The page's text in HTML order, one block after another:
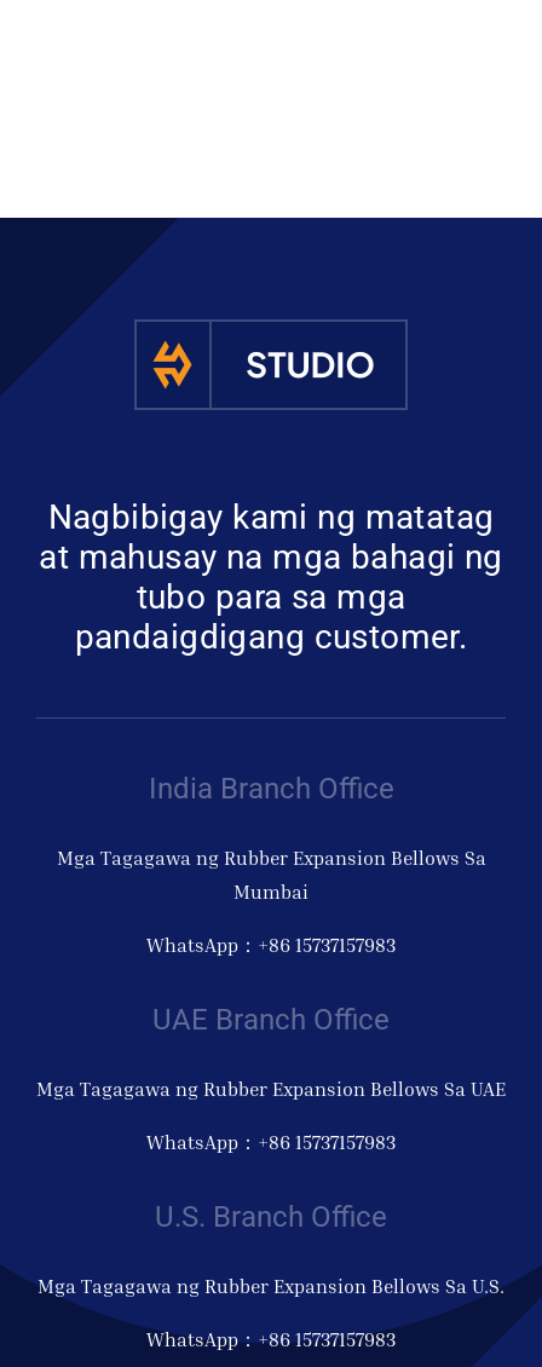
Nagbibigay kami ng matatag
at mahusay na mga bahagi ng
tubo para sa mga
pandaigdigang customer.
India Branch Office
Mga Tagagawa ng Rubber Expansion Bellows Sa
Mumbai
WhatsApp：+86 15737157983
UAE Branch Office
Mga Tagagawa ng Rubber Expansion Bellows Sa UAE
WhatsApp：+86 15737157983
U.S. Branch Office
Mga Tagagawa ng Rubber Expansion Bellows Sa U.S.
WhatsApp：+86 15737157983